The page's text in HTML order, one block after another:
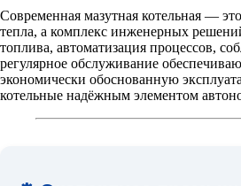
Современная мазутная котельная —
тепла, а комплекс инженерных
топлива, автоматизация процессов,
регулярное обслуживание
экономически обоснованную
котельные надёжным элементом